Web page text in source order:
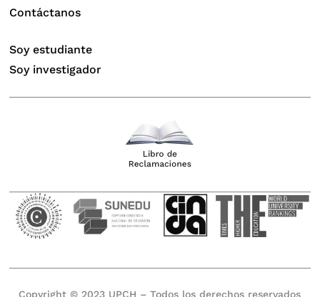
Contáctanos
Soy estudiante
Soy investigador
Copyright © 2023 UPCH – Todos los derechos reservados